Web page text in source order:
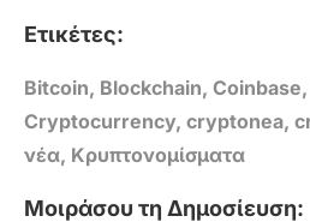
Ετικέτες:
Bitcoin, Blockchain, Coinbase,
Cryptocurrency, cryptonea,
νέα, Κρυπτονομίσματα
Μοιράσου τη Δημοσίευση: